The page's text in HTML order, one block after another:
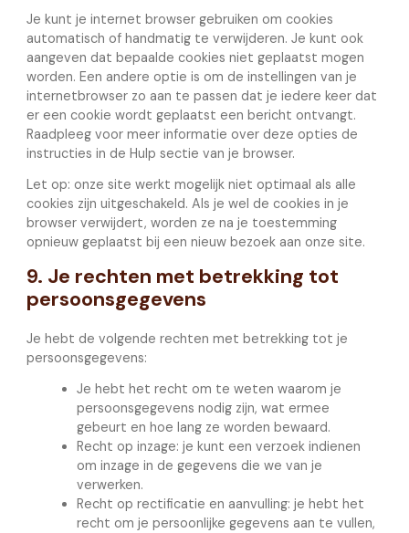
Je kunt je internet browser gebruiken om cookies
automatisch of handmatig te verwijderen. Je kunt ook
aangeven dat bepaalde cookies niet geplaatst mogen
worden. Een andere optie is om de instellingen van je
internetbrowser zo aan te passen dat je iedere keer dat
er een cookie wordt geplaatst een bericht ontvangt.
Raadpleeg voor meer informatie over deze opties de
instructies in de Hulp sectie van je browser.
Let op: onze site werkt mogelijk niet optimaal als alle
cookies zijn uitgeschakeld. Als je wel de cookies in je
browser verwijdert, worden ze na je toestemming
opnieuw geplaatst bij een nieuw bezoek aan onze site.
9. Je rechten met betrekking tot
persoonsgegevens
Je hebt de volgende rechten met betrekking tot je
persoonsgegevens:
Je hebt het recht om te weten waarom je
persoonsgegevens nodig zijn, wat ermee
gebeurt en hoe lang ze worden bewaard.
Recht op inzage: je kunt een verzoek indienen
om inzage in de gegevens die we van je
verwerken.
Recht op rectificatie en aanvulling: je hebt het
recht om je persoonlijke gegevens aan te vullen,